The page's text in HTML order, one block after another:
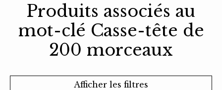
Produits associés au
mot-clé Casse-tête de
200 morceaux
Afficher les filtres